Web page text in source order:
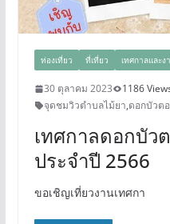
ท่องเที่ยว ที่เที่ยว เทศกาลและง
30 ตุลาคม 2023
1186
จุดชมวิวตำบลไม้ยา,ดอกบัวต
เทศกาลดอกบัว
ประจำปี 2566
ขอเชิญเที่ยวงานเทศกา